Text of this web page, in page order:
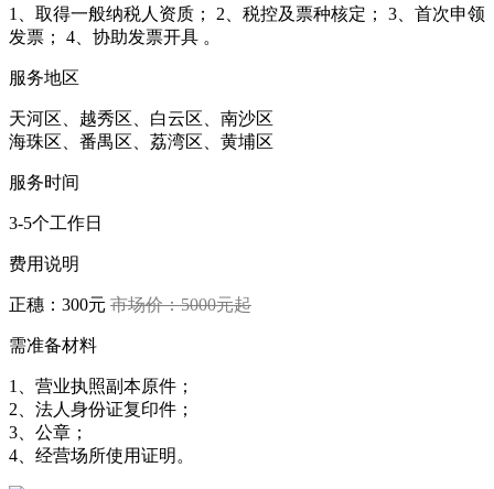
1、取得一般纳税人资质； 2、税控及票种核定； 3、首次申领
发票； 4、协助发票开具 。
服务地区
天河区、越秀区、白云区、南沙区
海珠区、番禺区、荔湾区、黄埔区
服务时间
3-5个工作日
费用说明
正穗：300元 市场价：5000元起
需准备材料
1、营业执照副本原件；
2、法人身份证复印件；
3、公章；
4、经营场所使用证明。